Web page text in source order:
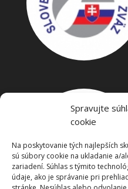
Spravujte
cookie
Na poskytovanie tých najlepších
sú súbory cookie na ukladanie a/
zariadení. Súhlas s týmito
údaje, ako je správanie pri